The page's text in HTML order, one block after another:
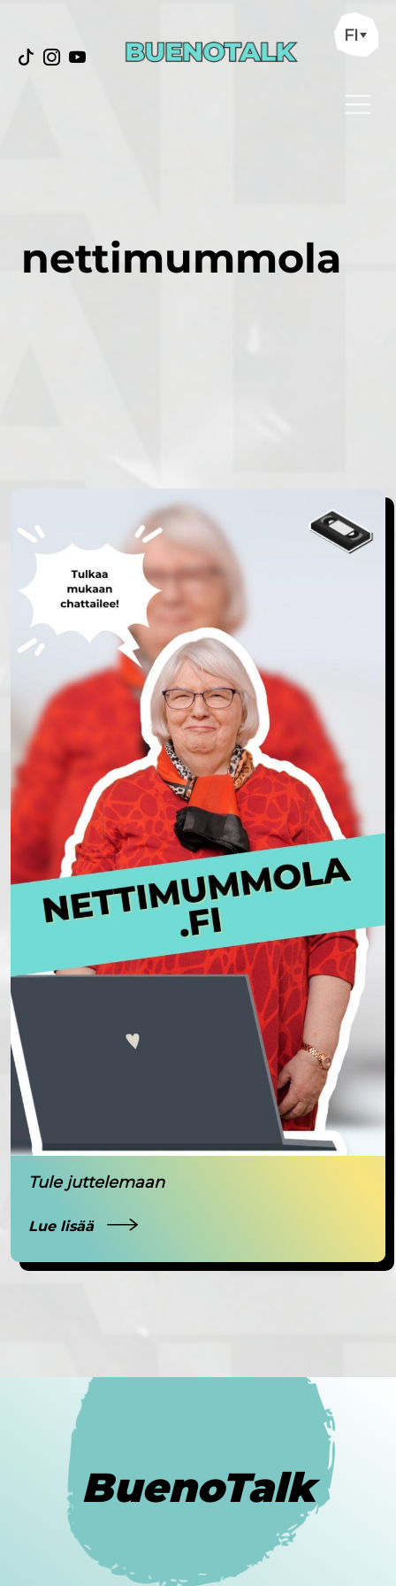
FI
nettimummola
Tule juttelemaan
Lue lisää
BuenoTalk